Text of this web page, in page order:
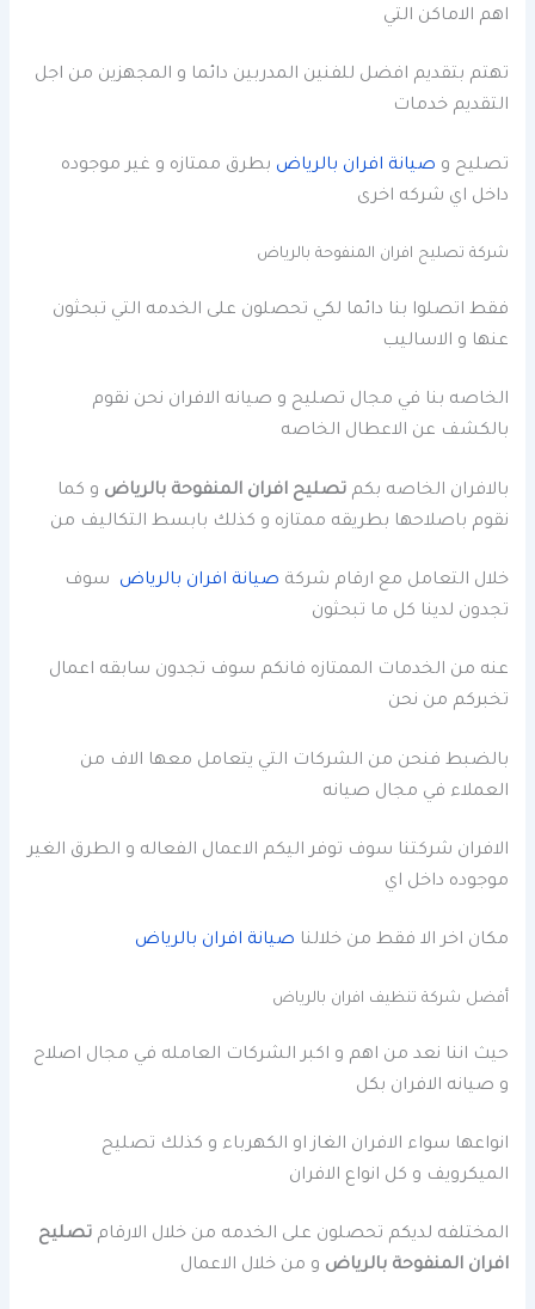
اهم الاماكن التي
تهتم بتقديم افضل للفنين المدربين دائما و المجهزين من اجل
التقديم خدمات
تصليح و صيانة افران بالرياض بطرق ممتازه و غير موجوده
داخل اي شركه اخرى
شركة تصليح افران المنفوحة بالرياض
فقط اتصلوا بنا دائما لكي تحصلون على الخدمه التي تبحثون
عنها و الاساليب
الخاصه بنا في مجال تصليح و صيانه الافران نحن نقوم
بالكشف عن الاعطال الخاصه
بالافران الخاصه بكمتصليح افران المنفوحة بالرياض و كما
نقوم باصلاحها بطريقه ممتازه و كذلك بابسط التكاليف من
خلال التعامل مع ارقام شركة صيانة افران بالرياض سوف
تجدون لدينا كل ما تبحثون
عنه من الخدمات الممتازه فانكم سوف تجدون سابقه اعمال
تخبركم من نحن
بالضبط فنحن من الشركات التي يتعامل معها الاف من
العملاء في مجال صيانه
الافران شركتنا سوف توفر اليكم الاعمال الفعاله و الطرق الغير
موجوده داخل اي
مكان اخر الا فقط من خلالنا صيانة افران بالرياض
أفضل شركة تنظيف افران بالرياض
حيث اننا نعد من اهم و اكبر الشركات العامله في مجال اصلاح
و صيانه الافران بكل
انواعها سواء الافران الغاز او الكهرباء و كذلك تصليح
الميكرويف و كل انواع الافران
المختلفه لديكم تحصلون على الخدمه من خلال الارقامتصليح
افران المنفوحة بالرياض و من خلال الاعمال